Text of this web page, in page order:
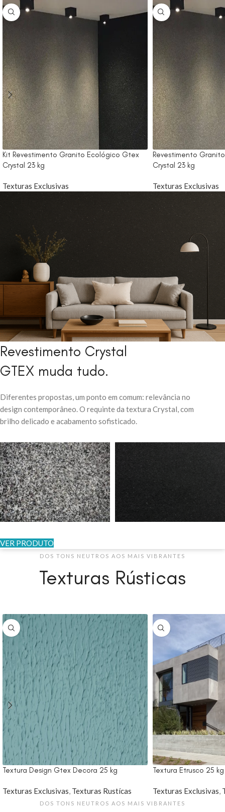
Kit Revestimento Granito Ecológico Gtex
Crystal 23 kg
Texturas Exclusivas
Revestimento
Crystal 23 kg
Texturas Exclusivas
Descubra o efeito
que faz sua parede
EXPLORAR
Revestimento Crystal
GTEX muda tudo.
Diferentes propostas, um ponto em comum: relevância no
design contemporâneo.O requinte da textura Crystal, com
brilho delicado e acabamento sofisticado.
VER PRODUTO
DOS TONS NEUTROS AOS MAIS VIBRANTES
Texturas Rústicas
Textura Design Gtex Decora 25 kg
Texturas Exclusivas, Texturas Rustícas
Textura Etrusco 25
Texturas Exclusivas,
DOS TONS NEUTROS AOS MAIS VIBRANTES